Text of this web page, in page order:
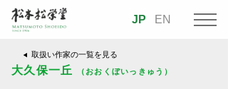
JP EN
取扱い作家の一覧を見る
大久保一丘 （おおくぼいっきゅう）